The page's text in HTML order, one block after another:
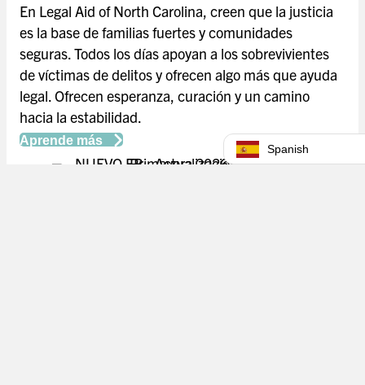
En Legal Aid of North Carolina, creen que la justicia
es la base de familias fuertes y comunidades
seguras. Todos los días apoyan a los sobrevivientes
de víctimas de delitos y ofrecen algo más que ayuda
legal. Ofrecen esperanza, curación y un camino
hacia la estabilidad.
Aprende más
Salida
Spanish